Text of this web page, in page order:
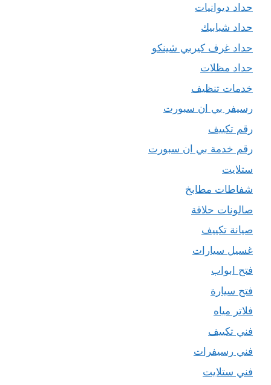
حداد ديوانيات
حداد شبابيك
حداد غرف كيربي شينكو
حداد مظلات
خدمات تنظيف
رسيفر بي ان سبورت
رقم تكييف
رقم خدمة بي ان سبورت
ستلايت
شفاطات مطابخ
صالونات حلاقة
صيانة تكييف
غسيل سيارات
فتح ابواب
فتح سيارة
فلاتر مياه
فني تكييف
فني رسيفرات
فني ستلايت